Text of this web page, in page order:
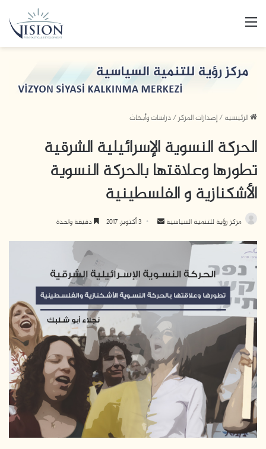
القائمة
الرئيسية/إصدارات المركز/دراسات وأبحاث
الحركة النسوية الإسرائيلية الشرقية
تطورها وعلاقتها بالحركة النسوية
الأشكنازية و الفلسطينية
مركز رؤية للتنمية السياسية
أرسل 3 أكتوبر، 2017 دقيقة واحدة